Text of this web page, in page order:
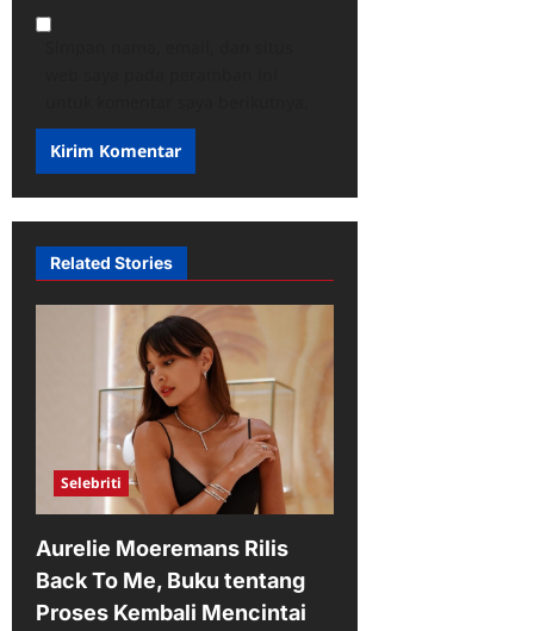
Related Stories
Selebriti
Aurelie Moeremans Rilis
Back To Me, Buku tentang
Proses Kembali Mencintai